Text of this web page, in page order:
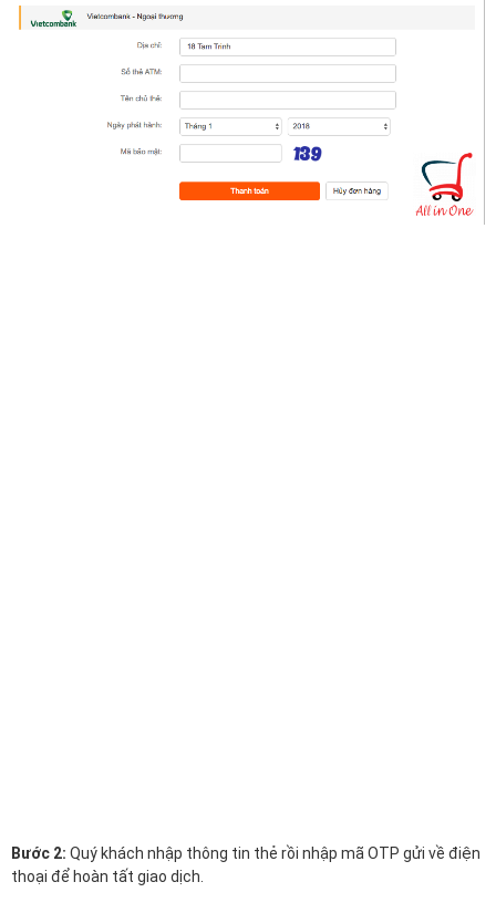
Bước 2: Quý khách nhập thông tin thẻ rồi nhập mã OTP gửi về điện
thoại để hoàn tất giao dịch.